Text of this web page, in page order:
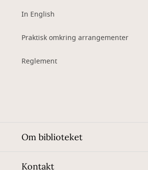
In English
Praktisk omkring arrangementer
Reglement
Om biblioteket
Kontakt